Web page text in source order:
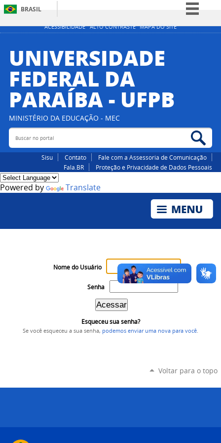
ACESSIBILIDADE ALTO CONTRASTE MAPA DO SITE
BRASIL
Simplifique!
Participe
Acesso à informação
Canais
UNIVERSIDADE
FEDERAL DA
PARAÍBA - UFPB
MINISTÉRIO DA EDUCAÇÃO - MEC
Buscar no portal
Sisu Contato
Fale com a Assessoria de Comunicação
Fala.BR
Proteção e Privacidade de Dados Pessoais
Powered by Translate
Nome do Usuário
Senha
Esqueceu sua senha?
Se você esqueceu a sua senha, podemos enviar uma nova para você
Voltar para o topo